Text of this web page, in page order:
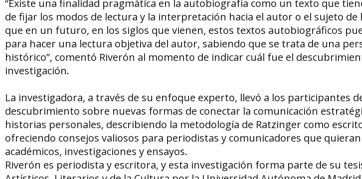
“Existe una finalidad pragmática en la autobiografía como un texto que
de fijar los modos de lectura y la interpretación hacia el autor o el sujeto
que en un futuro, en los siglos que vienen, estos textos autobiográficos
para hacer una lectura objetiva del autor, sabiendo que se trata de una
histórico”, comentó Riverón al momento de indicar cuál fue el
investigación.
La investigadora, a través de su enfoque experto, llevó a los participantes
descubrimiento sobre nuevas formas de conectar la comunicación
historias personales, describiendo la metodología de Ratzinger como
ofreciendo consejos valiosos para periodistas y comunicadores que
académicos, investigaciones y ensayos.
Riverón es periodista y escritora, y esta investigación forma parte de su